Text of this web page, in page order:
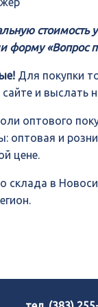
форму «Вопрос
Для покупки
сайте и выслать
оптового
оптовая и
цене.
склада в